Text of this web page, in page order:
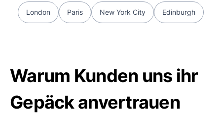
London Paris New York City Edinburgh
Warum Kunden uns ihr
Gepäck anvertrauen